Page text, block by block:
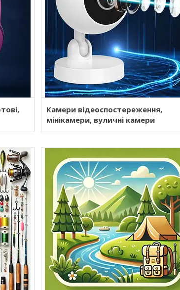
Камери відеоспостереження,
мінікамери, вуличні камери